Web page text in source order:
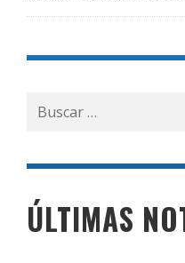
Buscar
por:
ÚLTIMAS